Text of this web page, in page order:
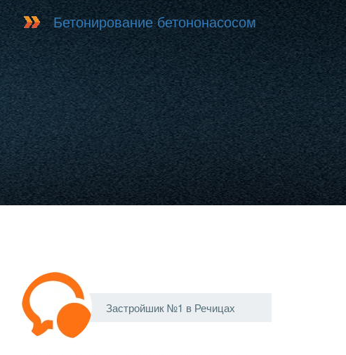
Бетонирование бетононасосом
Застройшик №1 в Речицах